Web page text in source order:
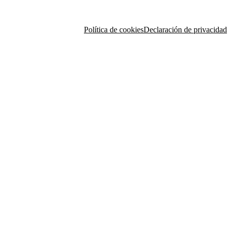
Política de cookiesDeclaración de privacidad